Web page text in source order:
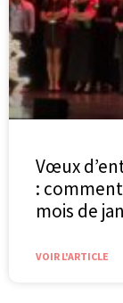
Vœux
:
mois de
VOIR L'ARTICLE